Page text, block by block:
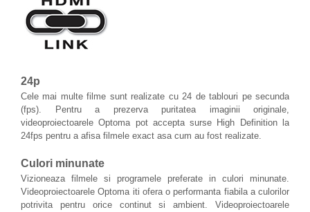
24p
Cele mai multe filme sunt realizate cu 24 de tablouri pe secunda
(fps). Pentru a prezerva puritatea imaginii originale,
videoproiectoarele Optoma pot accepta surse High Definition la
24fps pentru a afisa filmele exact asa cum au fost realizate.
Culori minunate
Vizioneaza filmele si programele preferate in culori minunate.
Videoproiectoarele Optoma iti ofera o performanta fiabila a culorilor
potrivita pentru orice continut si ambient. Videoproiectoarele